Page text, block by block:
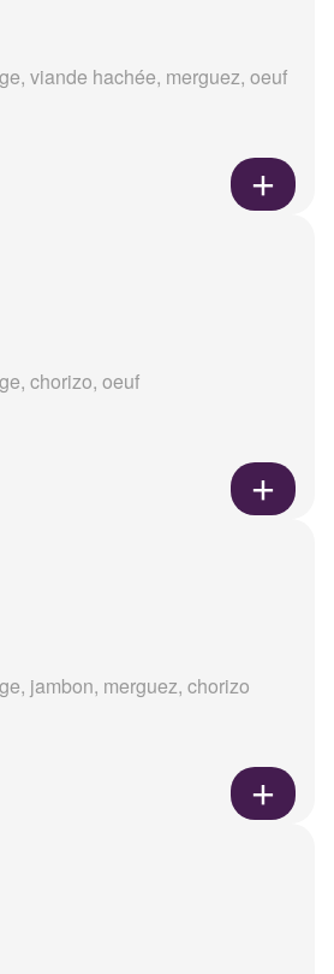
viande hachée, merguez, oeuf
chorizo, oeuf
jambon, merguez, chorizo